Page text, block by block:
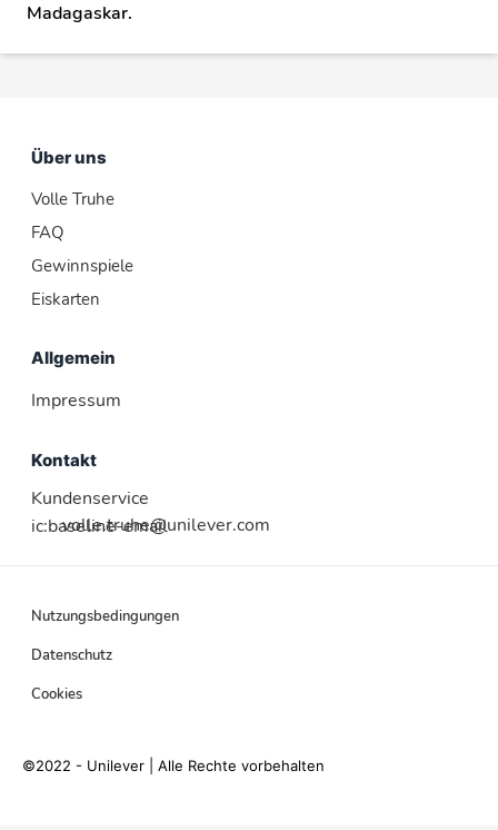
Madagaskar.
Über uns
Volle Truhe
FAQ
Gewinnspiele
Eiskarten
Allgemein
Impressum
Kontakt
Kundenservice
ic:baseline-email
volle.truhe@unilever.com
Nutzungsbedingungen
Datenschutz
Cookies
©2022 - Unilever | Alle Rechte vorbehalten